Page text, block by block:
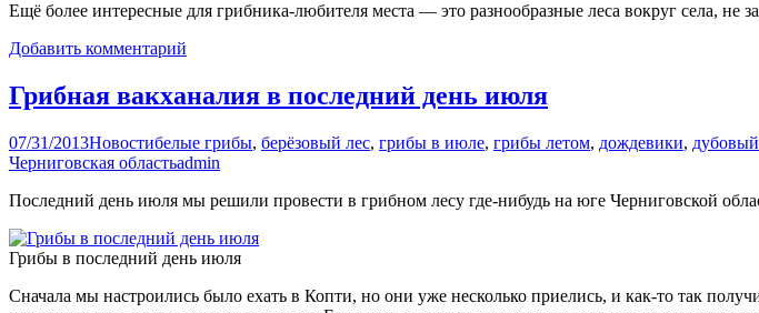
Ещё более интересные для грибника-любителя места — это разнообразные леса вокруг села, не
Добавить комментарий
Грибная вакханалия в последний день июля
07/31/2013Новостибелые грибы, берёзовый лес, грибы в июле, грибы летом, дождевики,
Черниговская областьadmin
Последний день июля мы решили провести в грибном лесу где-нибудь на юге Черниговской
Грибы в последний день июля
Сначала мы настроились было ехать в Копти, но они уже несколько приелись, и как-то так